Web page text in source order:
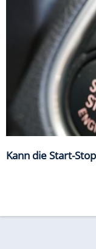
Kann die Start-